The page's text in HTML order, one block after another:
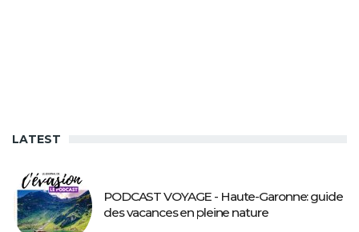
LATEST
PODCAST VOYAGE - Haute-Garonne: guide
des vacances en pleine nature